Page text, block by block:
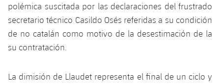
polémica suscitada por las declaraciones del frustrado
secretario técnico Casildo Osés referidas a su condición
de no catalán como motivo de la desestimación de la
su contratación.
La dimisión de Llaudet representa el final de un ciclo y